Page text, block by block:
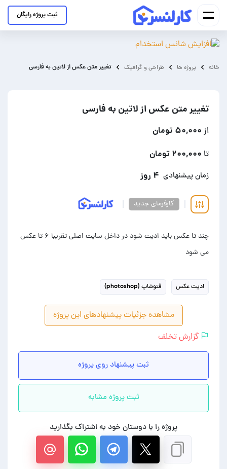
ثبت پروژه رایگان
خانه پروژه ها طراحی و گرافیک تغییر متن عکس از لاتین به فارسی
تغییر متن عکس از لاتین به فارسی
از ۵۰,۰۰۰ تومان
تا ۲۰۰,۰۰۰ تومان
زمان پیشنهادی ۴ روز
کارفرمای جدید
چند تا عکس باید ادیت شود در داخل سایت اصلی تقریبا ۶ تا عکس
می شود
ادیت عکس فتوشاپ (photoshop)
مشاهده جزئیات پیشنهادهای این پروژه
گزارش تخلف
ثبت پیشنهاد روی پروژه
ثبت پروژه مشابه
پروژه را با دوستان خود به اشتراک بگذارید